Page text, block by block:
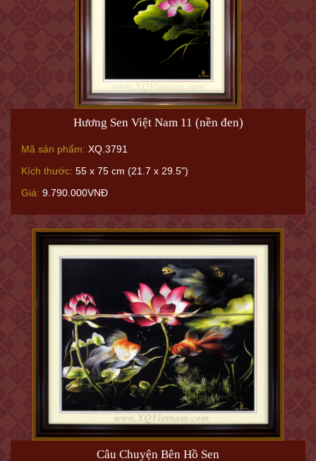
Hương Sen Việt Nam 11 (nền đen)
Mã sản phẩm: XQ.3791
Kích thước: 55 x 75 cm (21.7 x 29.5")
Giá: 9.790.000VNĐ
Câu Chuyện Bên Hồ Sen